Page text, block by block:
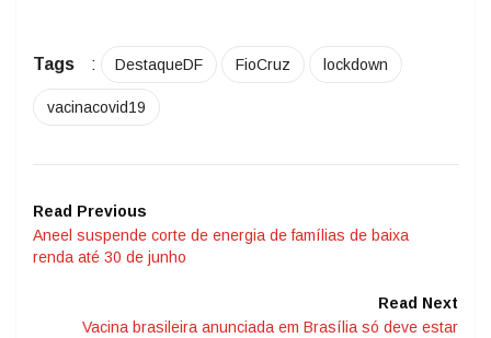
Tags : DestaqueDF FioCruz lockdown
vacinacovid19
Read Previous
Aneel suspende corte de energia de famílias de baixa
renda até 30 de junho
Read Next
Vacina brasileira anunciada em Brasília só deve estar